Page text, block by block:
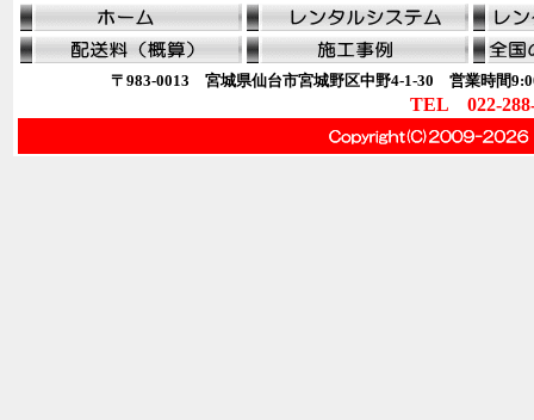
〒983-0013 宮城県仙台市宮城野区中野4-1-30 営業時間
TEL 022-